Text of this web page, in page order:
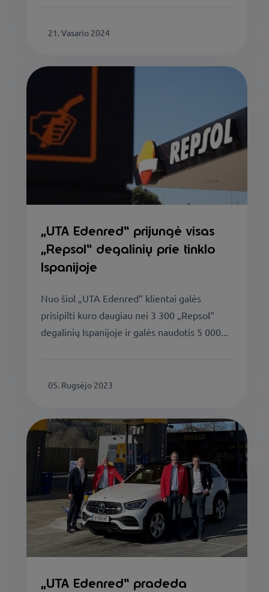
21. Vasario 2024
„UTA Edenred“ prijungė visas
„Repsol“ degalinių prie tinklo
Ispanijoje
Nuo šiol „UTA Edenred“ klientai galės
prisipilti kuro daugiau nei 3 300 „Repsol“
degalinių Ispanijoje ir galės naudotis 5 000...
05. Rugsėjo 2023
„UTA Edenred“ pradeda